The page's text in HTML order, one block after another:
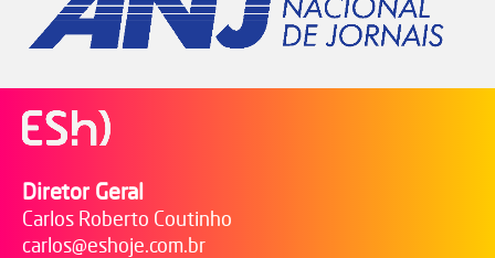
Diretor Geral
Carlos Roberto Coutinho
carlos@eshoje.com.br